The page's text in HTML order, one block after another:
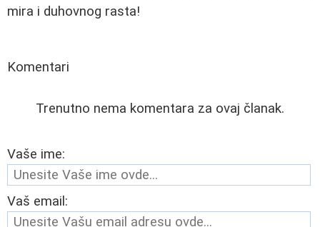
mira i duhovnog rasta!
Komentari
Trenutno nema komentara za ovaj članak.
Vaše ime:
Vaš email: